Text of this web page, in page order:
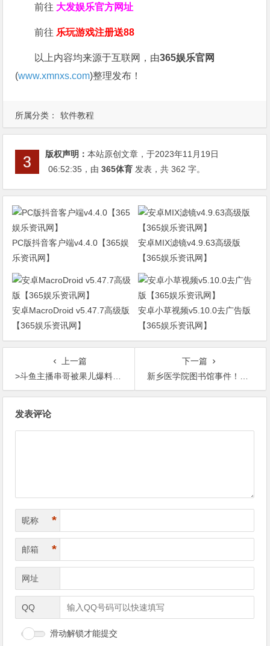
所属分类： 软件教程
前往 大发娱乐官方网址
前往 乐玩游戏注册送88
以上内容均来源于互联网，由365娱乐官网
(www.xmnxs.com)整理发布！
版权声明：本站原创文章，于2023年11月19日
06:52:35 ，由365体育 发表，共 362 字。
PC版抖音客户端v4.4.0【365娱
乐资讯网】
安卓MIX滤镜v4.9.63高级版
【365娱乐资讯网】
安卓MacroDroid v5.47.7高级版
【365娱乐资讯网】
安卓小草视频v5.10.0去广告版
【365娱乐资讯网】
上一篇
>斗鱼主播串哥被果儿爆料，手机里面有和赵WY的小视频【365娱乐资讯网】
下一篇
新乡医学院图书馆事件！大一小情侣大白天图书馆鼓掌 近距离观看现场【365娱乐资讯网】
发表评论
昵称 *
邮箱 *
网址
QQ
滑动解锁才能提交